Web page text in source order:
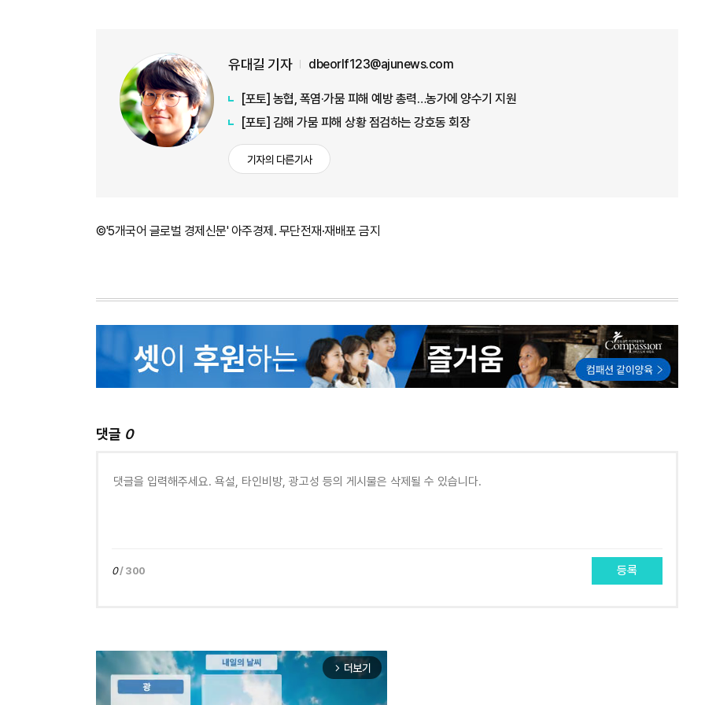
유대길 기자 dbeorlf123@ajunews.com
[포토] 농협, 폭염·가뭄 피해 예방 총력…농가에 양수기 지원
[포토] 김해 가뭄 피해 상황 점검하는 강호동 회장
기자의 다른기사
©'5개국어 글로벌 경제신문' 아주경제. 무단전재·재배포 금지
댓글 0
0/ 300 등록
arrow_forward_ios 더보기